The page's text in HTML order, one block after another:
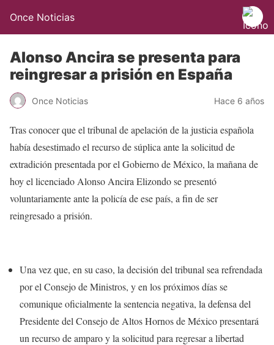
Once Noticias
Alonso Ancira se presenta para
reingresar a prisión en España
Once Noticias Hace 6 años
Tras conocer que el tribunal de apelación de la justicia española
había desestimado el recurso de súplica ante la solicitud de
extradición presentada por el Gobierno de México, la mañana de
hoy el licenciado Alonso Ancira Elizondo se presentó
voluntariamente ante la policía de ese país, a fin de ser
reingresado a prisión.
Una vez que, en su caso, la decisión del tribunal sea refrendada
por el Consejo de Ministros, y en los próximos días se
comunique oficialmente la sentencia negativa, la defensa del
Presidente del Consejo de Altos Hornos de México presentará
un recurso de amparo y la solicitud para regresar a libertad